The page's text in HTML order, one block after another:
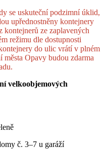
se uskuteční podzimní úklid,
upřednostněny kontejnery
kontejnerů ze zaplavených
režimu dle dostupnosti
do ulic vrátí v plném
města Opavy budou zdarma
velkoobjemových
č. 3–7 u garáží